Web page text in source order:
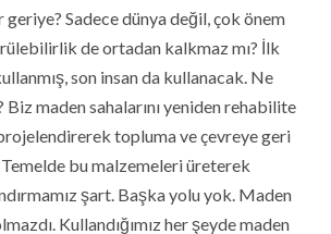
geriye? Sadece dünya değil, çok önem
de ortadan kalkmaz mı? İlk
son insan da kullanacak. Ne
Biz maden sahalarını yeniden rehabilite
topluma ve çevreye geri
Temelde bu malzemeleri üreterek
şart. Başka yolu yok. Maden
Kullandığımız her şeyde maden